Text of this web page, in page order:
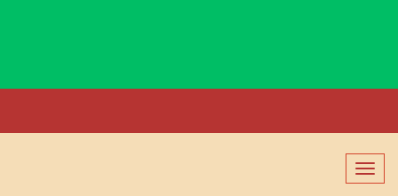
切
换